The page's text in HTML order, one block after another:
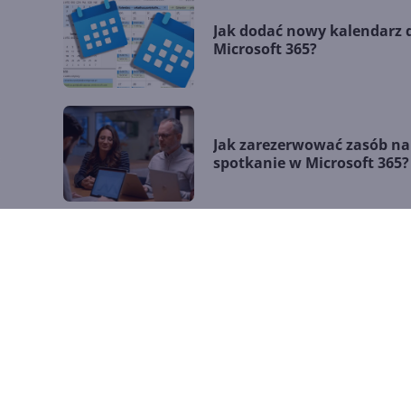
Jak dodać nowy kalendarz
Microsoft 365?
Jak zarezerwować zasób na
spotkanie w Microsoft 365?